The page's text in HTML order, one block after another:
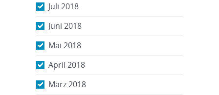
Juli 2018
Juni 2018
Mai 2018
April 2018
März 2018